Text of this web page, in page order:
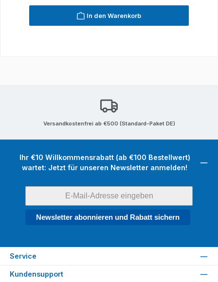
In den Warenkorb
Versandkostenfrei ab €500 (Standard-Paket DE)
Ihr €10 Willkommensrabatt (ab €100 Bestellwert)
wartet: Jetzt für unseren Newsletter anmelden!
Newsletter abonnieren und Rabatt sichern
Service
Kundensupport